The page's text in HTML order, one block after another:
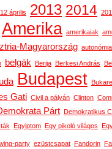
április 2013 2014
Amerika amerikaiak
Magyarország autonómia
belgák Berija Berkesi András
Budapest
Gati Civil a pályán Clinton
Párt Demokratikus
Egyiptom Egy pikoló világos
party ezüstcsapat Fandorin